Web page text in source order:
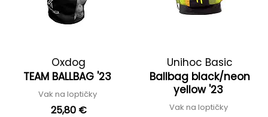
Oxdog
TEAM BALLBAG '23
Vak na loptičky
25,80 €
Unihoc Basic
Ballbag black/neon
yellow '23
Vak na loptičky